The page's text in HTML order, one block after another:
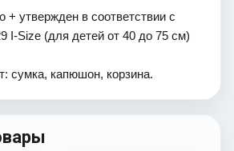
+ утвержден в соответствии с
I-Size (для детей от 40 до 75 см)
сумка, капюшон, корзина.